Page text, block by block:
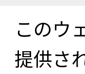
このウ
提供さ